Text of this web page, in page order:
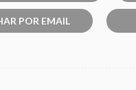
POR EMAIL